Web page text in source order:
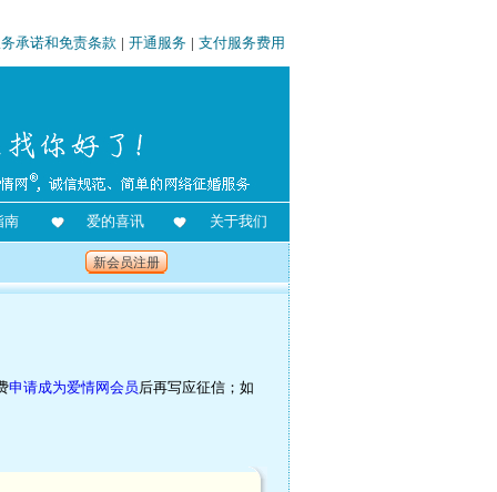
承诺和免责条款 | 开通服务 | 支付服务费用
南 爱的喜讯 关于我们
新会员注册
申请成为爱情网会员后再写应征信；如